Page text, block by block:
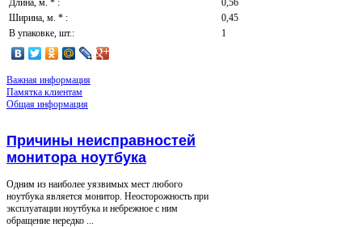
Длина, м. * :
0,56
Ширина, м. * :
0,45
В упаковке, шт.:
1
Важная информация
Памятка клиентам
Общая информация
Причины неисправностей
монитора ноутбука
Одним из наиболее уязвимых мест любого
ноутбука является монитор. Неосторожность при
эксплуатации ноутбука и небрежное с ним
обращение нередко ...